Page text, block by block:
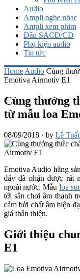
Audio
Ampli nghe nhạc
Ampli xem phim
Đầu SACD/CD
Phụ kiện audio
Tin tức
Home Audio Cùng
Emotiva Airmotiv E1
Cùng thưởng
từ mẫu loa
08/09/2018 · by Lê
Emotiva Audio hãng
đây đã nhận được rất
ngoài nước. Mẫu loa
tới sân chơi âm thanh
cảm bởi chất âm hiện
giá thân thiện.
Giới thiệu
E1